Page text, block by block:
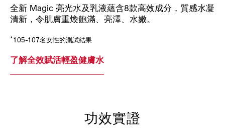
全新 Magic 亮光水及乳液蘊含8款高效成分，質感水凝
清新，令肌膚重煥飽滿、亮澤、水嫩。
* 105-107名女性的測試結果
了解全效賦活輕盈健膚水
功效實證